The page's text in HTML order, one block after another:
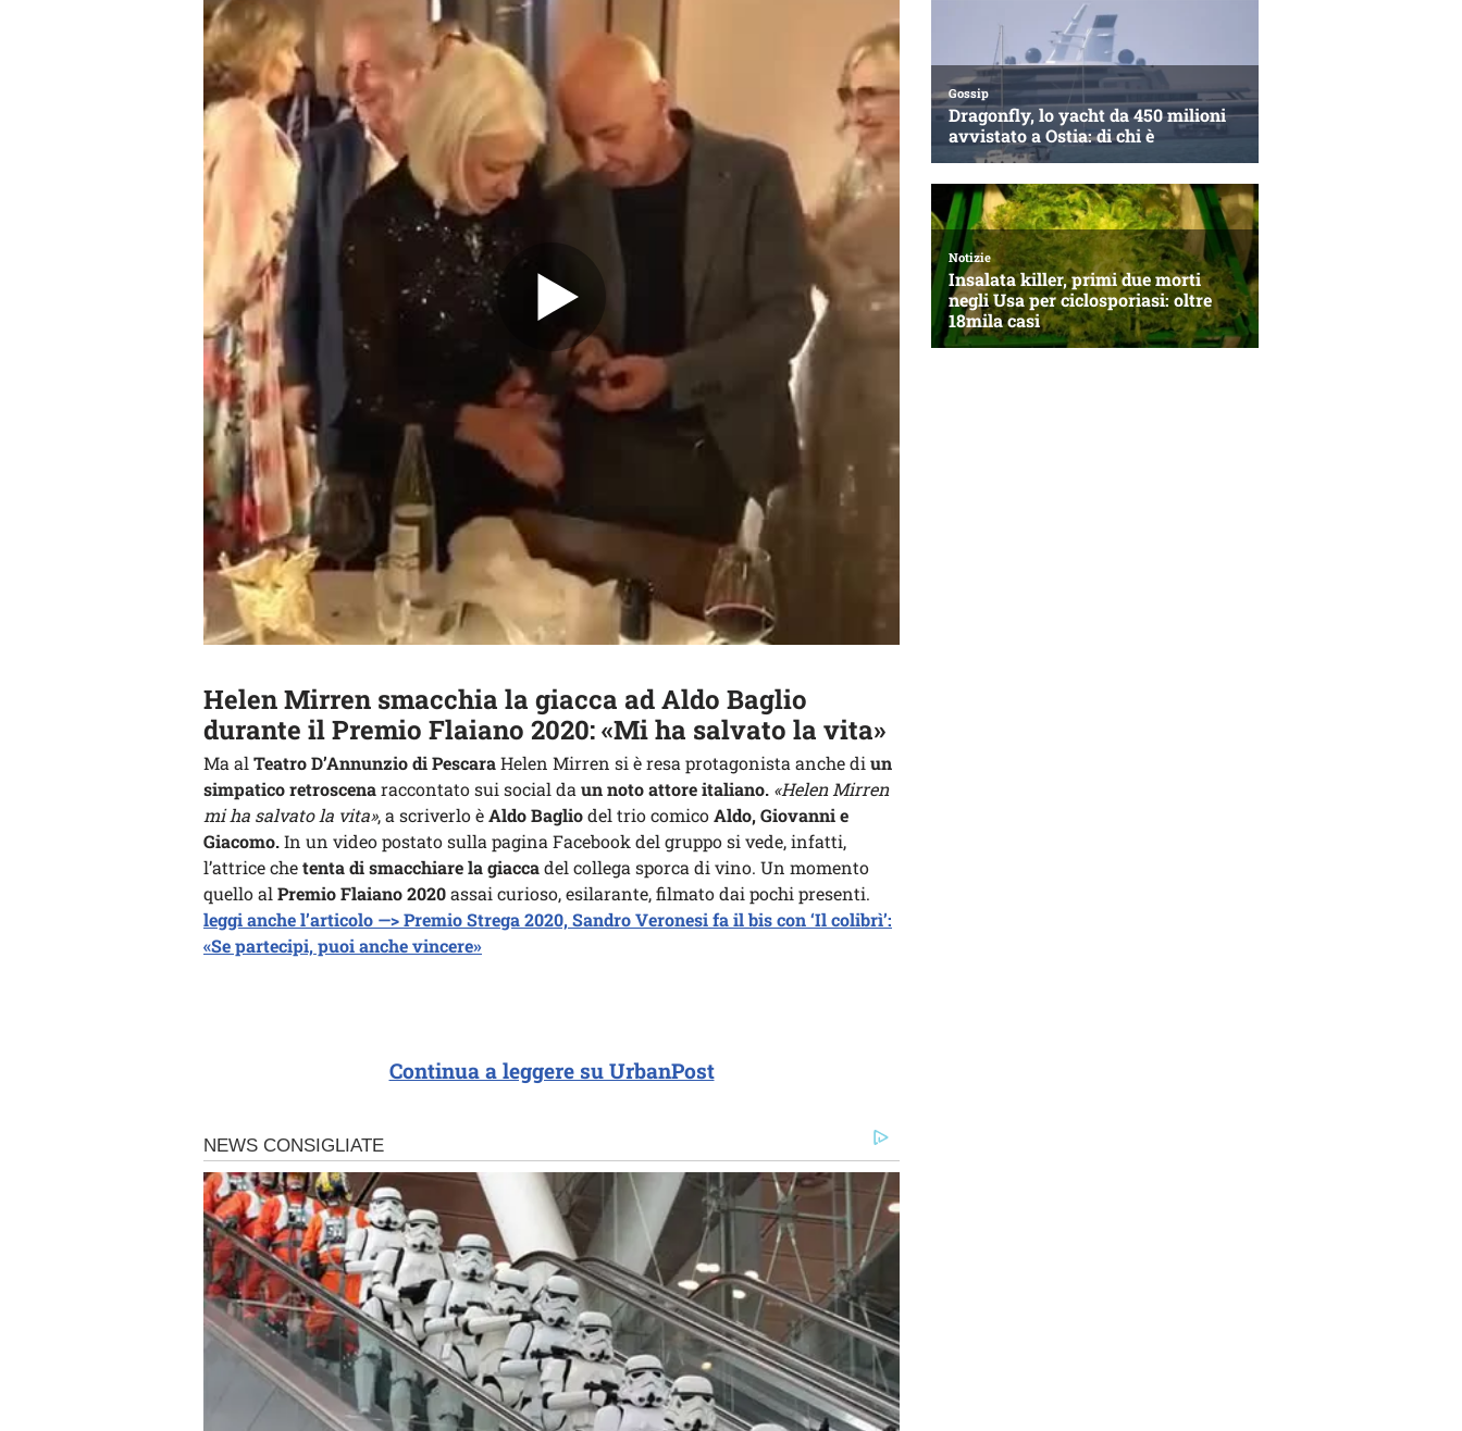
Helen Mirren smacchia la giacca ad Aldo Baglio
durante il Premio Flaiano 2020: «Mi ha salvato la vita»
Ma alTeatro D’Annunzio di PescaraHelen Mirren si è resa protagonista anche diun
simpatico retroscenaraccontato sui social daun noto attore italiano. «Helen Mirren
mi ha salvato la vita», a scriverlo èAldo Bagliodel trio comicoAldo, Giovanni e
Giacomo.In un video postato sulla pagina Facebook del gruppo si vede, infatti,
l’attrice chetenta di smacchiare la giaccadel collega sporca di vino. Un momento
quello alPremio Flaiano 2020assai curioso, esilarante, filmato dai pochi presenti.
leggi anche l’articolo —> Premio Strega 2020, Sandro Veronesi fa il bis con ‘Il colibrì’:
«Se partecipi, puoi anche vincere»
Continua a leggere su UrbanPost